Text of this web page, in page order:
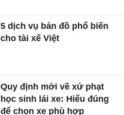
5 dịch vụ bản đồ phổ biến
cho tài xế Việt
Quy định mới về xử phạt
học sinh lái xe: Hiểu đúng
để chọn xe phù hợp